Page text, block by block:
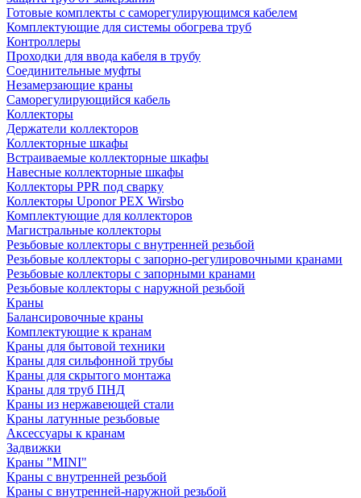
Готовые комплекты с саморегулирующимся кабелем
Комплектующие для системы обогрева труб
Контроллеры
Проходки для ввода кабеля в трубу
Соединительные муфты
Незамерзающие краны
Саморегулирующийся кабель
Коллекторы
Держатели коллекторов
Коллекторные шкафы
Встраиваемые коллекторные шкафы
Навесные коллекторные шкафы
Коллекторы PPR под сварку
Коллекторы Uponor PEX Wirsbo
Комплектующие для коллекторов
Магистральные коллекторы
Резьбовые коллекторы с внутренней резьбой
Резьбовые коллекторы с запорно-регулировочными кранами
Резьбовые коллекторы с запорными кранами
Резьбовые коллекторы с наружной резьбой
Краны
Балансировочные краны
Комплектующие к кранам
Краны для бытовой техники
Краны для сильфонной трубы
Краны для скрытого монтажа
Краны для труб ПНД
Краны из нержавеющей стали
Краны латунные резьбовые
Аксессуары к кранам
Задвижки
Краны "MINI"
Краны с внутренней резьбой
Краны с внутренней-наружной резьбой